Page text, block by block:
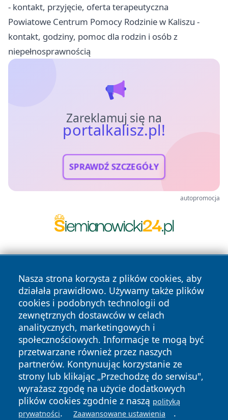
- kontakt, przyjęcie, oferta terapeutyczna
Powiatowe Centrum Pomocy Rodzinie w Kaliszu -
kontakt, godziny, pomoc dla rodzin i osób z
niepełnosprawnością
Zareklamuj się na
portalkalisz.pl!
SPRAWDŹ SZCZEGÓŁY
autopromocja
Nasza strona korzysta z plików cookies, aby
działała prawidłowo. Używamy także plików
cookies i podobnych technologii od
zewnętrznych dostawców w celach
analitycznych, marketingowych i
społecznościowych. Informacje te mogą być
przetwarzane również przez naszych
partnerów. Kontynuując korzystanie ze
strony lub klikając „Przechodzę do serwisu",
wyrażasz zgodę na użycie dodatkowych
plików cookies zgodnie z naszą polityką
prywatności. Zaawansowane ustawienia .
Copyright © 2026 portalkalisz.pl Wszystkie prawa
zastrzeżone.
News Autorzy
Polityka
Prywatności
Polityka
Cookies